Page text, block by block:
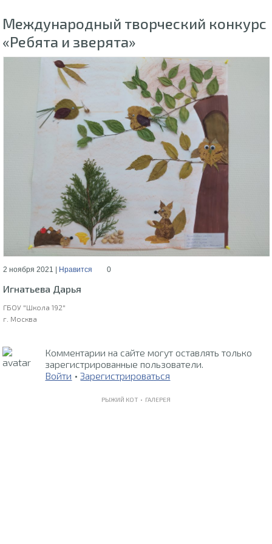
Международный творческий конкурс
«Ребята и зверята»
2 ноября 2021 | Нравится 0
Игнатьева Дарья
ГБОУ "Школа 192"
г. Москва
Комментарии на сайте могут оставлять только
зарегистрированные пользователи.
Войти •Зарегистрироваться
РЫЖИЙ КОТ • ГАЛЕРЕЯ